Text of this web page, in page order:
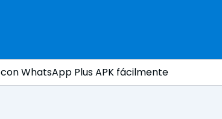
WhatsApp Plus APK fácilmente